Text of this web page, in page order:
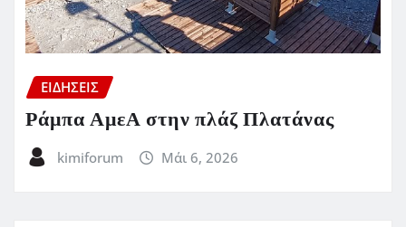
ΕΙΔΗΣΕΙΣ
Ράμπα ΑμεΑ στην πλάζ Πλατάνας
kimiforum Μάι 6, 2026